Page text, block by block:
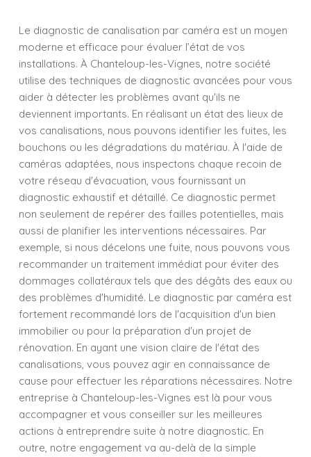
Le diagnostic de canalisation par caméra est un moyen
moderne et efficace pour évaluer l’état de vos
installations. À Chanteloup-les-Vignes, notre société
utilise des techniques de diagnostic avancées pour vous
aider à détecter les problèmes avant qu'ils ne
deviennent importants. En réalisant un état des lieux de
vos canalisations, nous pouvons identifier les fuites, les
bouchons ou les dégradations du matériau. À l'aide de
caméras adaptées, nous inspectons chaque recoin de
votre réseau d'évacuation, vous fournissant un
diagnostic exhaustif et détaillé. Ce diagnostic permet
non seulement de repérer des failles potentielles, mais
aussi de planifier les interventions nécessaires. Par
exemple, si nous décelons une fuite, nous pouvons vous
recommander un traitement immédiat pour éviter des
dommages collatéraux tels que des dégâts des eaux ou
des problèmes d'humidité. Le diagnostic par caméra est
fortement recommandé lors de l'acquisition d'un bien
immobilier ou pour la préparation d'un projet de
rénovation. En ayant une vision claire de l'état des
canalisations, vous pouvez agir en connaissance de
cause pour effectuer les réparations nécessaires. Notre
entreprise à Chanteloup-les-Vignes est là pour vous
accompagner et vous conseiller sur les meilleures
actions à entreprendre suite à notre diagnostic. En
outre, notre engagement va au-delà de la simple